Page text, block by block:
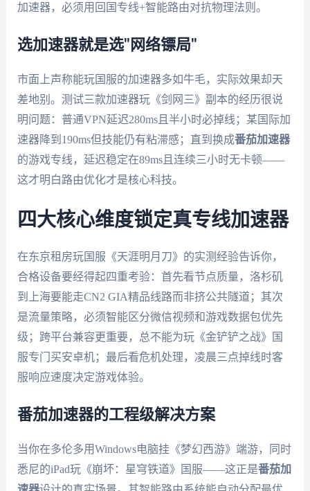
加速器，必须用回国专线+智能路由对抗物理法则。
选加速器就是选"网络镖局"
市面上声称能玩国服的加速器多如牛毛，实际效果却天
差地别。测试三款加速器玩《剑网三》副本的经历很说
明问题：普通VPN延迟280ms且半小时必掉线；某国际加
速器降到190ms但技能仍有粘滞感；直到换成番茄加速器
的游戏专线，延迟稳定在89ms且连续三小时无卡顿——
这才明白路由优化才是核心科技。
四大核心维度锁定真专线加速器
在东京租房玩国服《天涯明月刀》的实测经验告诉你，
合格设备要经得起四重考验：首先看节点质量，洛杉矶
到上海要能走CN2 GIA精品线路而非挤公共隧道；其次
是流量策略，必须智能区分微信视频和游戏数据包优先
级；跨平台兼容更重要，总不能为玩《金铲铲之战》国
服专门买安卓机；最后看危机处理，凌晨三点掉线时客
服响应速度决定游戏体验。
番茄加速器的工程级解决方案
当你在多伦多用Windows电脑挂《梦幻西游》端游，同时
悉尼的iPad玩《崩坏：星穹铁道》国服——这正是番茄加